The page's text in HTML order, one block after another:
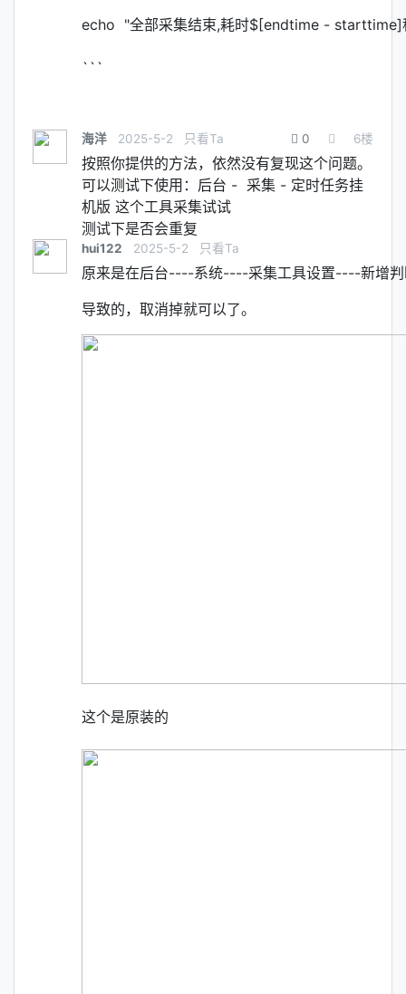
echo "全部采集结束,耗时$[endtime - starttime]
```
海洋 2025-5-2 只看Ta 0 6楼
按照你提供的方法，依然没有复现这个问题。
可以测试下使用：后台 - 采集 - 定时任务挂
机版 这个工具采集试试
测试下是否会重复
hui122 2025-5-2 只看Ta
原来是在后台----系统----采集工具设置----新增
导致的，取消掉就可以了。
这个是原装的